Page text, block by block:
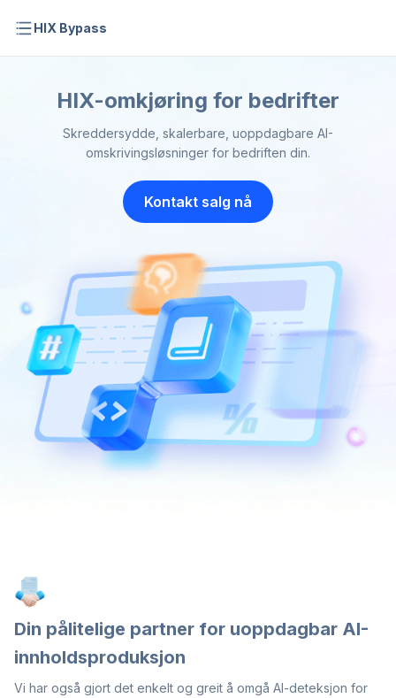
HIX Bypass
HIX-omkjøring for bedrifter
Skreddersydde, skalerbare, uoppdagbare AI-
omskrivingsløsninger for bedriften din.
Kontakt salg nå
Din pålitelige partner for uoppdagbar AI-
innholdsproduksjon
Vi har også gjort det enkelt og greit å omgå AI-deteksjon for